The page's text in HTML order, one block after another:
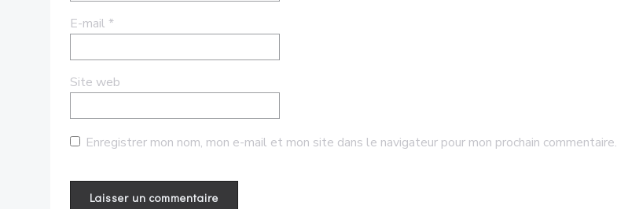
E-mail *
Site web
Enregistrer mon nom, mon e-mail et mon site dans le navigateur pour mon prochain commentaire.